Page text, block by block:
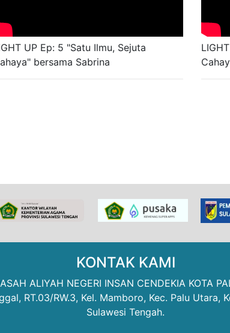
UP Ep: 5 "Satu Ilmu, Sejuta
bersama Sabrina
KONTAK KAMI
ALIYAH NEGERI INSAN CENDEKIA KOTA
RT.03/RW.3, Kel. Mamboro, Kec. Palu Utara,
Sulawesi Tengah.